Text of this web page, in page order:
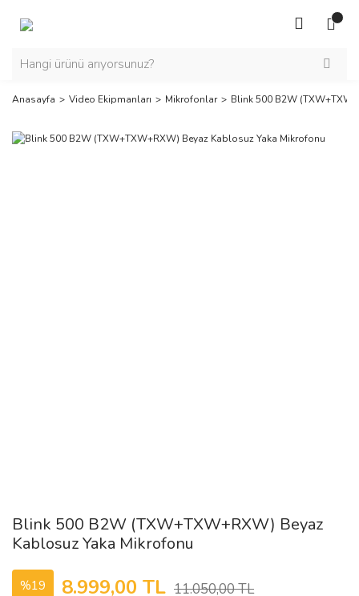
Anasayfa Video Ekipmanları Mikrofonlar Blink 500 B2W
Blink 500 B2W (TXW+TXW+RXW) Beyaz
Kablosuz Yaka Mikrofonu
%19 8.999,00 TL 11.050,00 TL